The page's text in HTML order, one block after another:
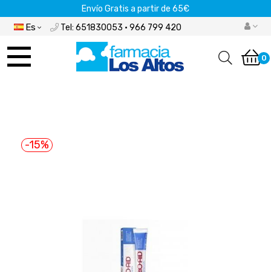
Envío Gratis a partir de 65€
Es Tel: 651830053 · 966 799 420
Navegación 0
-15%